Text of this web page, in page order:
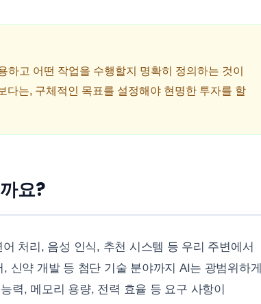
고 어떤 작업을 수행할지 명확히 정의하는 것이
다는, 구체적인 목표를 설정해야 현명한 투자를 할
요?
처리, 음성 인식, 추천 시스템 등 우리 주변에서
신약 개발 등 첨단 기술 분야까지 AI는 광범위하게
력, 메모리 용량, 전력 효율 등 요구 사항이